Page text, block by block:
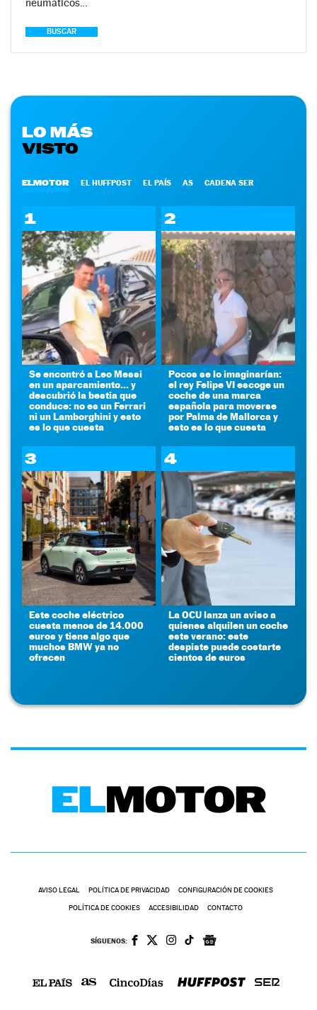
neumáticos…
BUSCAR
LO MÁS
VISTO
ELMOTOR EL HUFFPOST EL PAÍS AS CADENA SER
1
Se encontró a Leo Messi
en un aparcamiento... y
descubrió la bestia que
conduce: no es un Ferrari
ni un Lamborghini y esto
es lo que cuesta
2
Pocos se lo imaginarían:
el rey Felipe VI escoge un
coche de una marca
española para moverse
por Palma de Mallorca y
esto es lo que cuesta
3
Este coche eléctrico
cuesta menos de 14.000
euros y tiene algo que
muchos BMW ya no
ofrecen
4
La OCU lanza un aviso a
quienes alquilen un coche
este verano: este
despiste puede costarte
cientos de euros
AVISO LEGAL POLÍTICA DE PRIVACIDAD CONFIGURACIÓN DE COOKIES
POLÍTICA DE COOKIES ACCESIBILIDAD CONTACTO
SÍGUENOS: